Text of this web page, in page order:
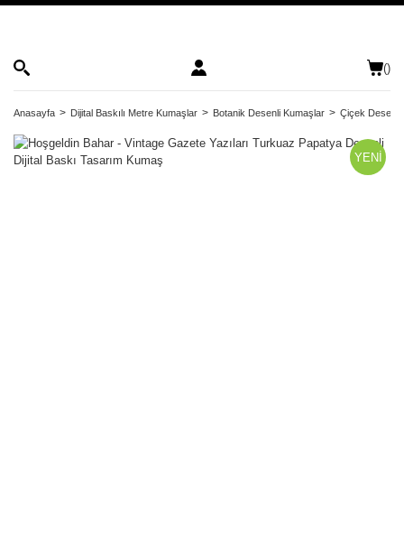
()
Anasayfa Dijital Baskılı Metre Kumaşlar Botanik Desenli Kumaşlar Çiçek Desenli
YENİ